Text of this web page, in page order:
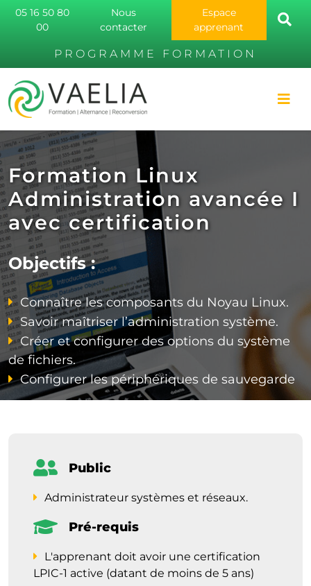
05 16 50 80
00
Nous
contacter
Espace
apprenant
PROGRAMME FORMATION
Formation Linux
Administration avancée I
avec certification
Objectifs :
Connaître les composants du Noyau Linux.
Savoir maîtriser l’administration système.
Créer et configurer des options du système
de fichiers.
Configurer les périphériques de sauvegarde
Public
Administrateur systèmes et réseaux.
Pré-requis
L'apprenant doit avoir une certification
LPIC-1 active (datant de moins de 5 ans)